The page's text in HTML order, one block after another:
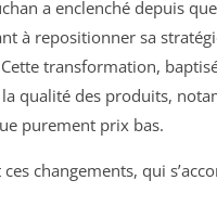
a enclenché depuis
à repositionner sa
transformation,
qualité des produits,
purement prix bas.
changements, qui